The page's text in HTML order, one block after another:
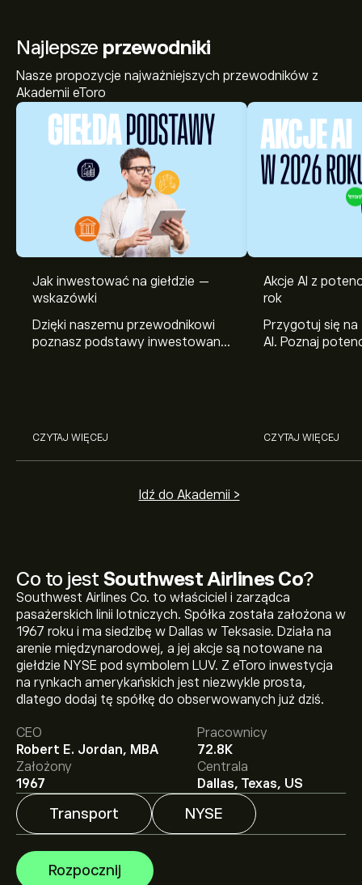
Co to jest Southwest Airlines Co?
Southwest Airlines Co. to właściciel i zarządca
pasażerskich linii lotniczych. Spółka została założona w
1967 roku i ma siedzibę w Dallas w Teksasie. Działa na
arenie międzynarodowej, a jej akcje są notowane na
giełdzie NYSE pod symbolem LUV. Z eToro inwestycja
na rynkach amerykańskich jest niezwykle prosta,
dlatego dodaj tę spółkę do obserwowanych już dziś.
CEO
Robert E. Jordan, MBA
Pracownicy
72.8K
Założony
1967
Centrala
Dallas, Texas, US
Transport NYSE
Rozpocznij
Najlepsze przewodniki
Nasze propozycje najważniejszych przewodników z
Akademii eToro
Jak inwestować na giełdzie —
wskazówki
Dzięki naszemu przewodnikowi
poznasz podstawy inwestowania
CZYTAJ WIĘCEJ
Akcje AI z
rok
Przygotuj się
AI. Poznaj
CZYTAJ WIĘCEJ
Idź do Akademii >
Aktualna cena instrumentu: LUV wynosi 47.22‎$‎.
Średnia cena docelowa dla instrumentu: Southwest
Airlines Co wynosi 47.22‎$‎.
Zarejestruj się
poznać szczegółowe prognozy analityków i ceny
docelowe.
Analitycy oferują prognozy dla instrumentu: Southwest
Airlines Co w oparciu o trendy rynkowe, raporty
finansowe i przewidywany wzrost. Sprawdź najnowsze
prognozy dotyczące przyszłych ruchów cen.